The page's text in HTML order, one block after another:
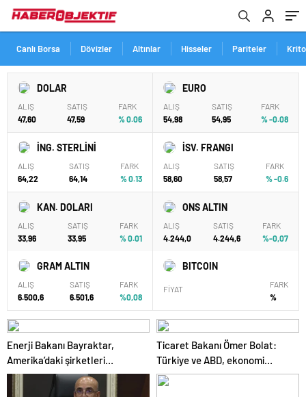
Canlı Borsa Dövizler Altınlar Hisseler Pariteler
DOLAR
ALIŞ
47,60
SATIŞ
47,59
FARK
% 0.06
EURO
ALIŞ
54,98
SATIŞ
54,95
FARK
% -0.08
İNG. STERLİNİ
ALIŞ
64,22
SATIŞ
64,14
FARK
% 0.13
İSV. FRANGI
ALIŞ
58,60
SATIŞ
58,57
FARK
% -0.6
KAN. DOLARI
ALIŞ
33,96
SATIŞ
33,95
FARK
% 0.01
ONS ALTIN
ALIŞ
4.244,0
SATIŞ
4.244,6
FARK
%-0,07
GRAM ALTIN
ALIŞ
6.500,6
SATIŞ
6.501,6
FARK
%0,08
BITCOIN
FİYAT
FARK
%
Enerji Bakanı Bayraktar,
Amerika’daki şirketleri
Türkiye’de yatırım yapmaya
çağırdı
Ticaret Bakanı Ömer Bolat:
Türkiye ve ABD, ekonomi
alanında ilişkileri canlandırma
konusunda kararlı